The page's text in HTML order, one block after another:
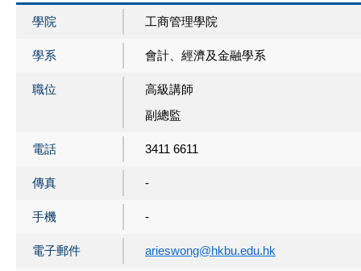
學院 工商管理學院
學系 會計、經濟及金融學系
職位
高級講師
副總監
電話 3411 6611
傳真 -
手機 -
電子郵件 arieswong@hkbu.edu.hk